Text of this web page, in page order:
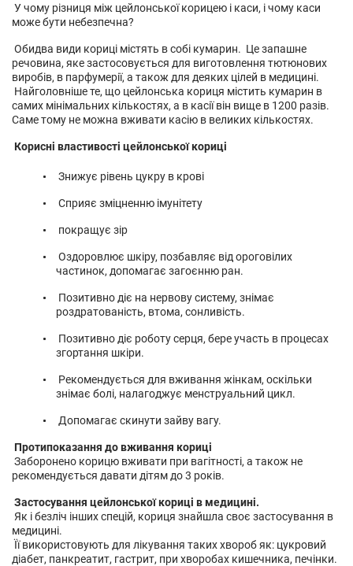
У чому різниця між цейлонської корицею і каси, і чому каси
може бути небезпечна?
Обидва види кориці містять в собі кумарин. Це запашне
речовина, яке застосовується для виготовлення тютюнових
виробів, в парфумерії, а також для деяких цілей в медицині.
Найголовніше те, що цейлонська кориця містить кумарин в
самих мінімальних кількостях, а в касії він вище в 1200 разів.
Саме тому не можна вживати касію в великих кількостях.
Корисні властивості цейлонської кориці
Знижує рівень цукру в крові
Сприяє зміцненню імунітету
покращує зір
Оздоровлює шкіру, позбавляє від ороговілих
частинок, допомагає загоєнню ран.
Позитивно діє на нервову систему, знімає
роздратованість, втома, сонливість.
Позитивно діє роботу серця, бере участь в процесах
згортання шкіри.
Рекомендується для вживання жінкам, оскільки
знімає болі, налагоджує менструальний цикл.
Допомагає скинути зайву вагу.
Протипоказання до вживання кориці
Заборонено корицю вживати при вагітності, а також не
рекомендується давати дітям до 3 років.
Застосування цейлонської кориці в медицині.
Як і безліч інших спецій, кориця знайшла своє застосування в
медицині.
Її використовують для лікування таких хвороб як: цукровий
діабет, панкреатит, гастрит, при хворобах кишечника, печінки.